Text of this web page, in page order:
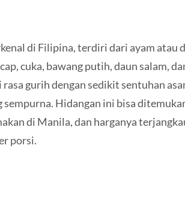
di Filipina, terdiri dari ayam atau
cuka, bawang putih, daun salam,
gurih dengan sedikit sentuhan
sempurna. Hidangan ini bisa
di Manila, dan harganya
porsi.